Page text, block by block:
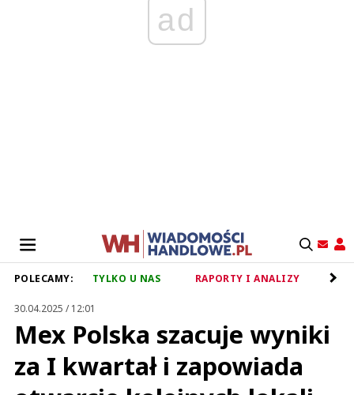
ad
POLECAMY: TYLKO U NAS RAPORTY I ANALIZY
30.04.2025 / 12:01
Mex Polska szacuje wyniki
za I kwartał i zapowiada